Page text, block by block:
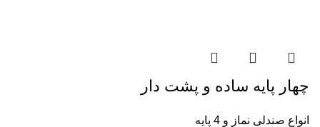
چهار پايه ساده و پشت دار
انواع صندلی نماز و 4 پایه